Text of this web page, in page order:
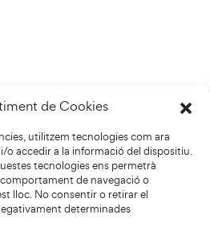
de Cookies
utilitzem tecnologies com ara
o accedir a la informació del dispositiu.
tecnologies ens permetrà
de navegació o
lloc. No consentir o retirar el
determinades